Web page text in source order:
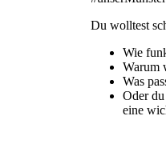
Du wolltest
Wie
Warum
Was
Oder
eine